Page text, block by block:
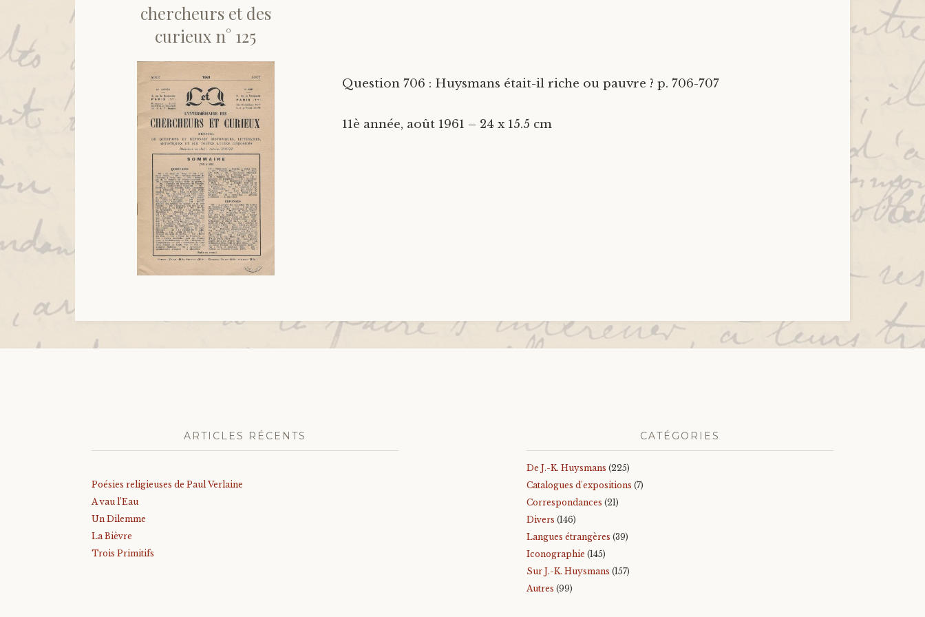
chercheurs et des
curieux n° 125
Question 706 : Huysmans était-il riche ou pauvre ? p. 706-707
11è année, août 1961 – 24 x 15.5 cm
ARTICLES RÉCENTS
Poésies religieuses de Paul Verlaine
A vau l’Eau
Un Dilemme
La Bièvre
Trois Primitifs
CATÉGORIES
De J.-K. Huysmans (225)
Catalogues d'expositions (7)
Correspondances (21)
Divers (146)
Langues étrangères (39)
Iconographie (145)
Sur J.-K. Huysmans (157)
Autres (99)